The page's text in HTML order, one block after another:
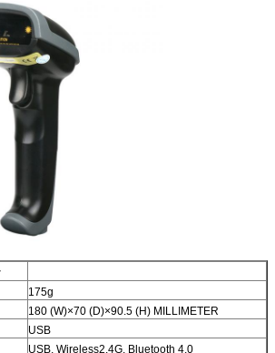
175g
180 (W)×70 (D)×90.5 (H) MILLIMETER
USB
USB, Wireless2.4G, Bluetooth 4,0